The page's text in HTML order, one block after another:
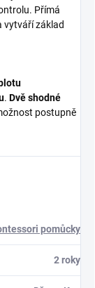
Přímá
vytváří základ
. Dvě shodné
postupně
pomůcky
2 roky